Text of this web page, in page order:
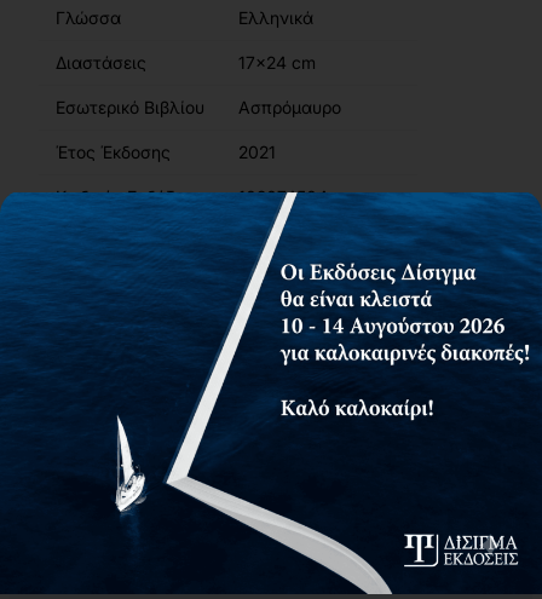
Γλώσσα Ελληνικά
Διαστάσεις 17x24 cm
Εσωτερικό Βιβλίου Ασπρόμαυρο
Έτος Έκδοσης 2021
Κωδικός Ευδόξου 102074504
Σελίδες 440
Συνοδευτικό Υλικό Link
ISBN 978-618-202-062-3
Βάρος
Συγγραφείς